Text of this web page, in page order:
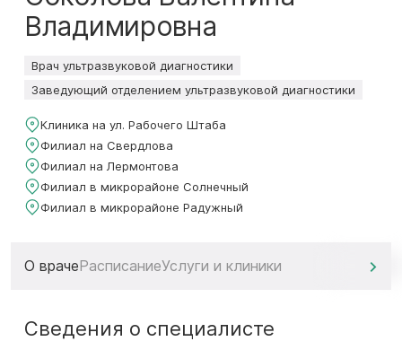
Владимировна
Врач ультразвуковой диагностики
Заведующий отделением ультразвуковой диагностики
Клиника на ул. Рабочего Штаба
Филиал на Свердлова
Филиал на Лермонтова
Филиал в микрорайоне Солнечный
Филиал в микрорайоне Радужный
О врачеРасписаниеУслуги и клиники
Сведения о специалисте